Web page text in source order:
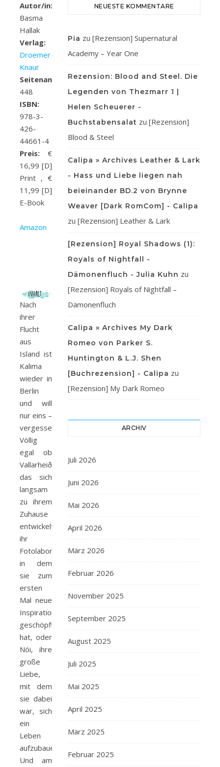
Autor/in:
Basma
Hallak
Verlag:
Droemer
Knaur
Seitenanzahl:
448
ISBN:
978-3-
426-
44661-4
Preis: €
16,99 [D]
Print , €
11,99 [D]
E-Book
Amazon
Nach
ihrer
Flucht
aus
Island ist
Kalima
wieder in
Berlin
und will
nur eins –
vergessen.
Völlig
egal ob
Vallarheiði,
das sich
langsam
zu ihrem
Zuhause
entwickelte,
ihr
Fotolabor,
in dem
sie zum
ersten
Mal neue
Inspiration
geschöpft
hat, oder
Nói, ihre
große
Liebe,
mit dem
sie dabei
war, sich
ein
Leben
aufzubauen.
Und am
NEUESTE KOMMENTARE
Pia zu [Rezension] Supernatural
Academy – Year One
Rezension: Blood and Steel. Die
Legenden von Thezmarr 1 |
Helen Scheuerer -
Buchstabensalat zu [Rezension]
Blood & Steel
Calipa » Archives Leather & Lark
- Hass und Liebe liegen nah
beieinander BD.2 von Brynne
Weaver [Dark RomCom] - Calipa
zu [Rezension] Leather & Lark
[Rezension] Royal Shadows (1):
Royals of Nightfall -
Dämonenfluch - Julia Kuhn zu
[Rezension] Royals of Nightfall –
Dämonenfluch
Calipa » Archives My Dark
Romeo von Parker S.
Huntington & L.J. Shen
[Buchrezension] - Calipa zu
[Rezension] My Dark Romeo
ARCHIV
Juli 2026
Juni 2026
Mai 2026
April 2026
März 2026
Februar 2026
November 2025
September 2025
August 2025
Juli 2025
Mai 2025
April 2025
März 2025
Februar 2025